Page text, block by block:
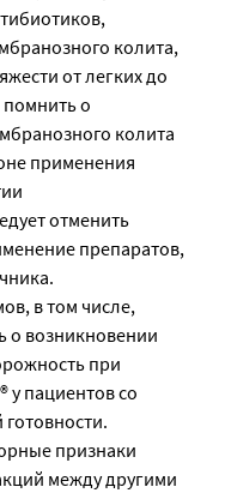
колита,
от легких до
о
колита
применения
отменить
препаратов,
в том числе,
о возникновении
при
пациентов со
признаки
между другими